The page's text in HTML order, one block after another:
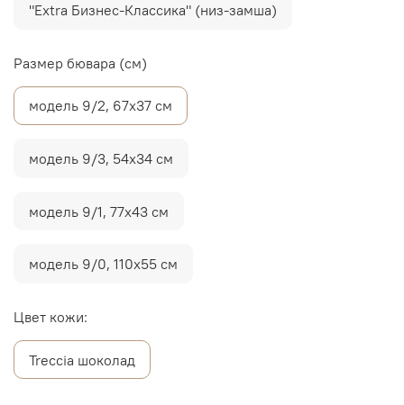
"Extra Бизнес-Классика" (низ-замша)
Размер бювара (см)
модель 9/2, 67х37 см
модель 9/3, 54х34 см
модель 9/1, 77х43 см
модель 9/0, 110х55 см
Цвет кожи:
Treccia шоколад